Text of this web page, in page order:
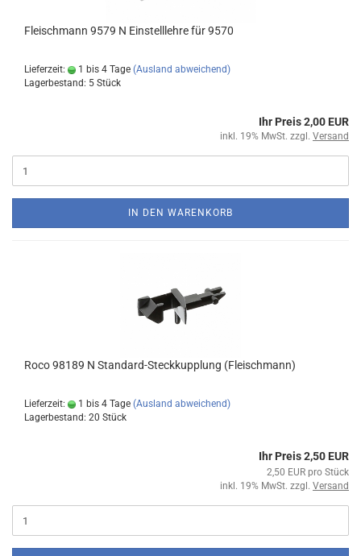
Fleischmann 9579 N Einstelllehre für 9570
Lieferzeit: 1 bis 4 Tage (Ausland abweichend)
Lagerbestand: 5 Stück
Ihr Preis 2,00 EUR
inkl. 19% MwSt. zzgl. Versand
IN DEN WARENKORB
Roco 98189 N Standard-Steckkupplung (Fleischmann)
Lieferzeit: 1 bis 4 Tage (Ausland abweichend)
Lagerbestand: 20 Stück
Ihr Preis 2,50 EUR
2,50 EUR pro Stück
inkl. 19% MwSt. zzgl. Versand